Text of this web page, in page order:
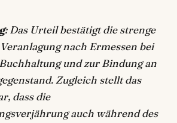
: Das Urteil bestätigt die strenge
nach Ermessen bei
und zur Bindung an
Zugleich stellt das
dass die
auch während des